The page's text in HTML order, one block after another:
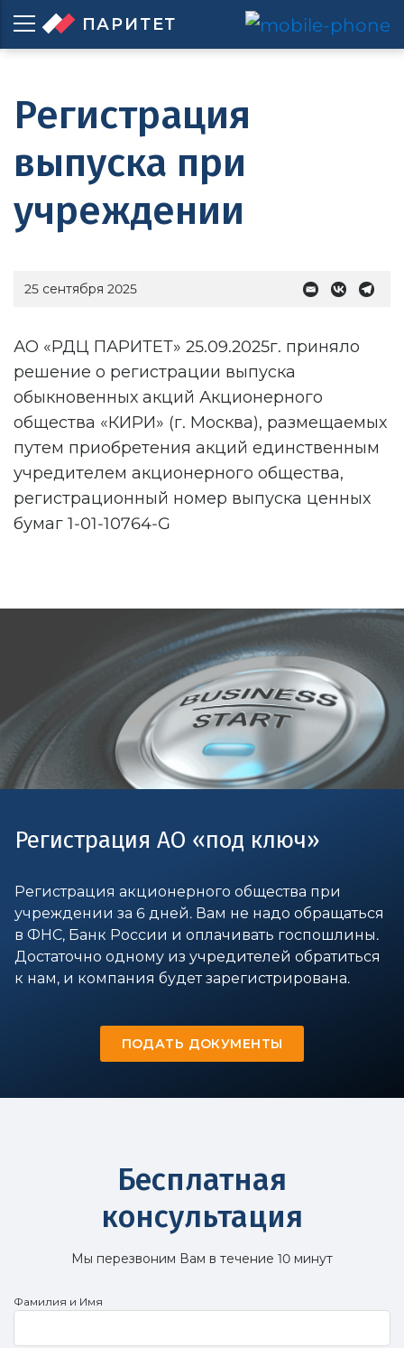
ПАРИТЕТ
Регистрация
выпуска при
учреждении
25 сентября 2025
АО «РДЦ ПАРИТЕТ» 25.09.2025г. приняло
решение о регистрации выпуска
обыкновенных акций Акционерного
общества «КИРИ» (г. Москва), размещаемых
путем приобретения акций единственным
учредителем акционерного общества,
регистрационный номер выпуска ценных
бумаг 1-01-10764-G
Регистрация АО «под ключ»
Регистрация акционерного общества при
учреждении за 6 дней. Вам не надо обращаться
в ФНС, Банк России и оплачивать госпошлины.
Достаточно одному из учредителей обратиться
к нам, и компания будет зарегистрирована.
ПОДАТЬ ДОКУМЕНТЫ
Бесплатная
консультация
Мы перезвоним Вам в течение 10 минут
Фамилия и Имя